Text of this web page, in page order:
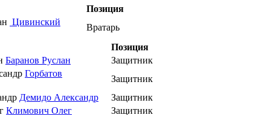
Позиция
Цивинский
Вратарь
Позиция
Баранов Руслан
Защитник
Горбатов
Защитник
Демидо Александр
Защитник
Климович Олег
Защитник